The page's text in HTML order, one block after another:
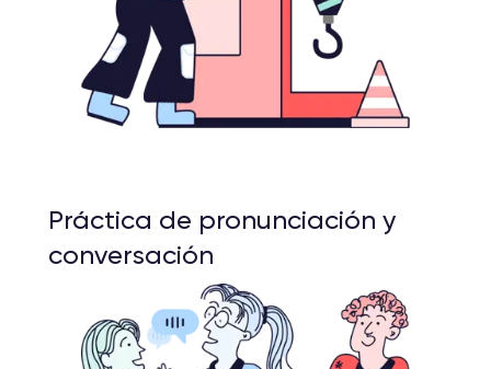
Práctica de pronunciación y
conversación